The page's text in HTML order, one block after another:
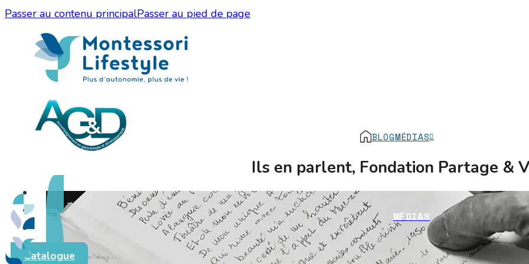
Passer au contenu principalPasser au pied de page
Catalogue
BLOGMÉDIAS
Ils en parlent, Fondation Partage &
MÉDIAS